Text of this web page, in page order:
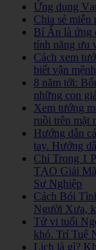
Ứng dụng
Chia sẻ miễn
Bí Ẩn là ứng
tính năng ưu
Cách xem
biết vận
8 năm tới:
những con
Xem tướng
ruồi trên mặt
Hướng dẫn
tay. Hướng
Chỉ Trong 1
TẠO Giải
Sự Nghiệp
Cách Bói
Người Xưa,
Tử vi tuổi
khó. Trí Tuệ
Lịch là gì?